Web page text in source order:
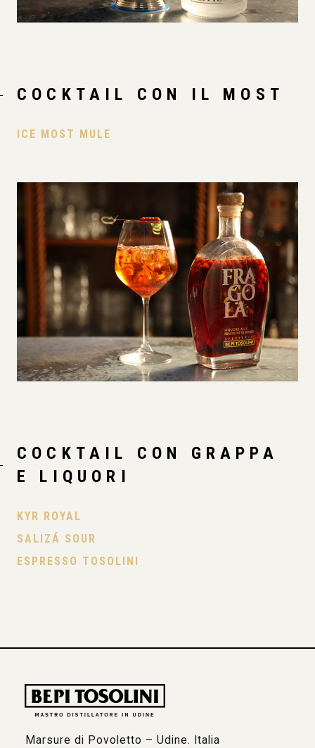
COCKTAIL CON IL MOST
ICE MOST MULE
COCKTAIL CON GRAPPA
E LIQUORI
KYR ROYAL
SALIZÁ SOUR
ESPRESSO TOSOLINI
Marsure di Povoletto – Udine. Italia